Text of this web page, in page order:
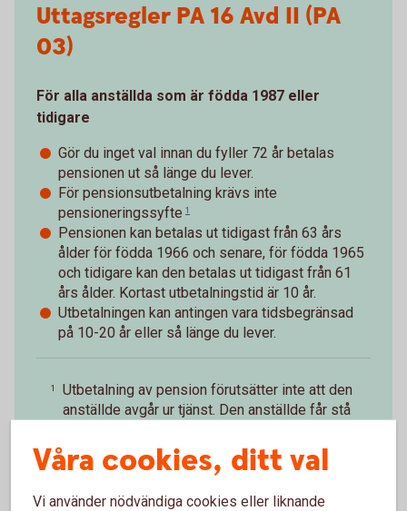
Uttagsregler PA 16 Avd II (PA
03)
För alla anställda som är födda 1987 eller
tidigare
Gör du inget val innan du fyller 72 år betalas
pensionen ut så länge du lever.
För pensionsutbetalning krävs inte
pensioneringssyfte 1
Pensionen kan betalas ut tidigast från 63 års
ålder för födda 1966 och senare, för födda 1965
och tidigare kan den betalas ut tidigast från 61
års ålder. Kortast utbetalningstid är 10 år.
Utbetalningen kan antingen vara tidsbegränsad
på 10-20 år eller så länge du lever.
1
Utbetalning av pension förutsätter inte att den
anställde avgår ur tjänst. Den anställde får stå
Våra cookies, ditt val
Vi använder nödvändiga cookies eller liknande